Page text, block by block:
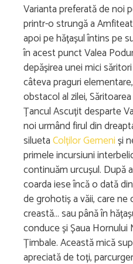
Varianta preferată de noi
printr-o strungă a
apoi pe hățașul întins pe
în acest punct Valea
depășirea unei mici
câteva praguri
obstacol al zilei,
Țancul Ascuțit desparte
noi urmând firul din
siluetaColților Gemeniși
primele incursiuni
continuăm urcușul. După
coarda iese încă o dată
de grohotiș a văii, care
creastă… sau până în
conduce și Șaua Hornului
Țimbale. Această mică
apreciată de toți,